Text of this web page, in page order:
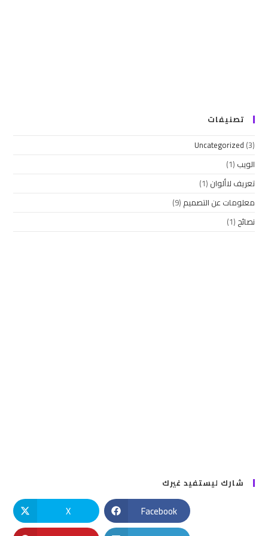
تصنيفات
Uncategorized (3)
الويب (1)
تعريف لاألوان (1)
معلومات عن التصميم (9)
نصائح (1)
شارك ليستفيد غيرك
X
Facebook